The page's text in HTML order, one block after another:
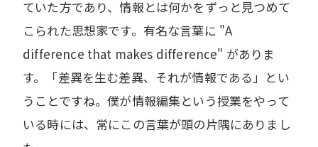
ていた方であり、情報とは何かをずっと見つめて
こられた思想家です。有名な言葉に "A
difference that makes difference" がありま
す。「差異を生む差異、それが情報である」とい
うことですね。僕が情報編集という授業をやって
いる時には、常にこの言葉が頭の片隅にありまし